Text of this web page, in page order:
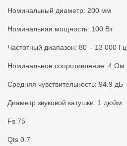
Номинальный диаметр: 200 мм
Номинальная мощность: 100 Вт
Частотный диапазон: 80 – 13 000 Гц
Номинальное сопротивление: 4 Ом
Средняя чувствительность: 94.9 дБ
Диаметр звуковой катушки: 1 дюйм
Fs 75
Qts 0.7